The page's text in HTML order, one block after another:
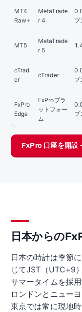
MT4
Raw+
MetaTrade
r 4
プ
MT5
MetaTrade
r 5
cTrad
er
cTrader
プ
FxPro
Edge
FxProプラ
ットフォー
ム
プ
FxPro 口座を開設
日本からの
日本の時計は季節
じてJST（UTC+9
サマータイムを採
ロンドンとニュー
東京では常に現地